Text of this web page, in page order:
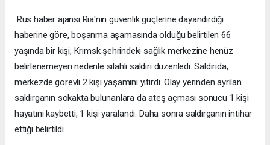
Rus haber ajansı Ria'nın güvenlik güçlerine dayandırdığı
haberine göre, boşanma aşamasında olduğu belirtilen 66
yaşında bir kişi, Krımsk şehrindeki sağlık merkezine henüz
belirlenemeyen nedenle silahlı saldırı düzenledi. Saldırıda,
merkezde görevli 2 kişi yaşamını yitirdi. Olay yerinden ayrılan
saldırganın sokakta bulunanlara da ateş açması sonucu 1 kişi
hayatını kaybetti, 1 kişi yaralandı. Daha sonra saldırganın intihar
ettiği belirtildi.